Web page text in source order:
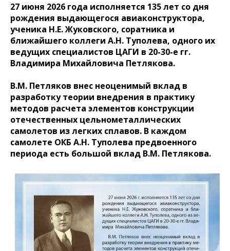
27 июня 2026 года исполняется 135 лет со дня
рождения выдающегося авиаконструктора,
ученика Н.Е. Жуковского, соратника и
ближайшего коллеги А.Н. Туполева, одного их
ведущих специалистов ЦАГИ в 20-30-е гг.
Владимира Михайловича Петлякова.
В.М. Петляков внес неоценимый вклад в
разработку теории внедрения в практику
методов расчета элементов конструкции
отечественных цельнометаллических
самолетов из легких сплавов. В каждом
самолете ОКБ А.Н. Туполева предвоенного
периода есть большой вклад В.М. Петлякова.